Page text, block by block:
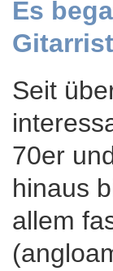
Es
Seit
70er
hinaus
allem